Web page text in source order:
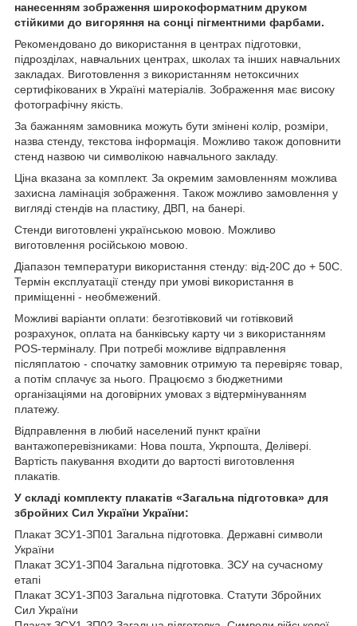
нанесенням зображення широкоформатним друком
стійкими до вигоряння на сонці пігментними фарбами.
Рекомендовано до використання в центрах підготовки,
підрозділах, навчальних центрах, школах та інших навчальних
закладах. Виготовлення з використанням нетоксичних
сертифікованих в Україні матеріалів. Зображення має високу
фотографічну якість.
За бажанням замовника можуть бути змінені колір, розміри,
назва стенду, текстова інформація. Можливо також доповнити
стенд назвою чи символікою навчального закладу.
Ціна вказана за комплект. За окремим замовленням можлива
захисна ламінація зображення. Також можливо замовлення у
вигляді стендів на пластику, ДВП, на банері.
Стенди виготовлені українською мовою. Можливо
виготовлення російською мовою.
Діапазон температури використання стенду: від-20С до + 50С.
Термін експлуатації стенду при умові використання в
приміщенні - необмежений.
Можливі варіанти оплати: безготівковий чи готівковий
розрахунок, оплата на банківську карту чи з використанням
POS-терміналу. При потребі можливе відправлення
післяплатою - спочатку замовник отримую та перевіряє товар,
а потім сплачує за нього. Працюємо з бюджетними
організаціями на договірних умовах з відтермінуванням
платежу.
Відправлення в любий населений пункт країни
вантажоперевізниками: Нова пошта, Укрпошта, Делівері.
Вартість пакування входити до вартості виготовлення
плакатів.
У складі комплекту плакатів «Загальна підготовка» для
збройних Сил України України:
Плакат ЗСУ1-ЗП01 Загальна підготовка. Державні символи
України
Плакат ЗСУ1-ЗП04 Загальна підготовка. ЗСУ на сучасному
етапі
Плакат ЗСУ1-ЗП03 Загальна підготовка. Статути Збройних
Сил України